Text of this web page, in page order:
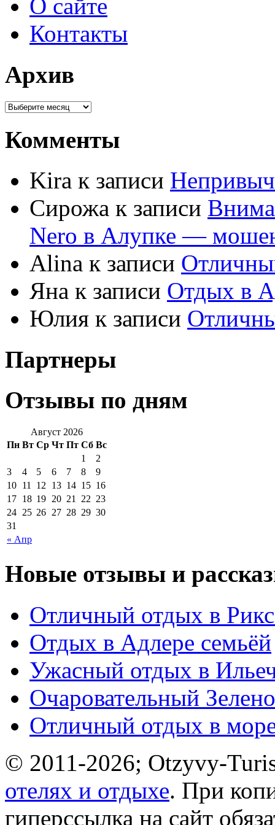
О сайте
Контакты
Архив
Комменты
Kira к записи
Сирожа к записи
Nero в Алупке —
Alina к записи
Яна к записи Отдых в
Юлия к записи
Партнеры
Отзывы по дням
Август 2026
Пн Вт Ср Чт Пт Сб Вс
« Апр
1
2
3
4 5 6 7 8
9
10 11 12 13 14 15 16
17 18 19 20 21 22 23
24 25 26 27 28 29 30
31
Новые отзывы и
Отличный отдых в
Отдых в Адлере семьёй
Ужасный отдых в
Очаровательный
Отличный отдых в
© 2011-2026; Otzyvy-
отелях и отдыхе. При
гиперссылка на сайт